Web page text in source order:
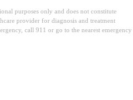
purposes only and does not constitute
provider for diagnosis and treatment
call 911 or go to the nearest emergency